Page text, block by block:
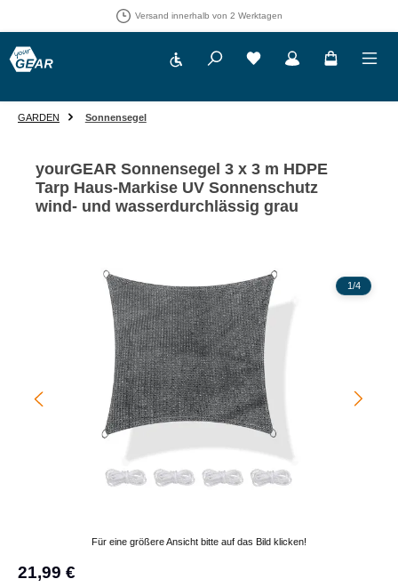
Versand innerhalb von 2 Werktagen
Werkzeugleiste anzeigenDu hast 0 Produkte auf
GARDEN Sonnensegel
yourGEAR Sonnensegel 3 x 3 m HDPE
Tarp Haus-Markise UV Sonnenschutz
wind- und wasserdurchlässig grau
Bildergalerie überspringen
Für eine größere Ansicht bitte auf das Bild klicken!
1/4
Verkaufspreis:
21,99 €